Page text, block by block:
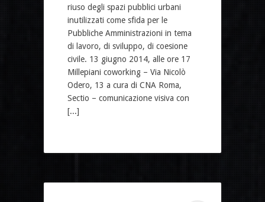
riuso degli spazi pubblici urbani
inutilizzati come sfida per le
Pubbliche Amministrazioni in tema
di lavoro, di sviluppo, di coesione
civile. 13 giugno 2014, alle ore 17
Millepiani coworking – Via Nicolò
Odero, 13 a cura di CNA Roma,
Sectio – comunicazione visiva con
[...]